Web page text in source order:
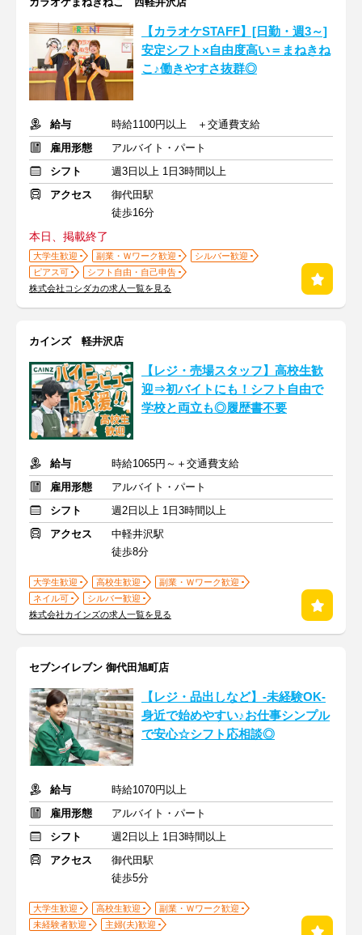
【カラオケSTAFF】[日勤・週3～]
安定シフト×自由度高い＝まねきね
こ♪働きやすさ抜群◎
給与
時給1100円以上 ＋交通費支給
雇用形態
アルバイト・パート
シフト
週3日以上 1日3時間以上
アクセス
御代田駅
徒歩16分
本日、掲載終了
大学生歓迎 副業・Ｗワーク歓迎
シルバー歓迎
ピアス可
シフト自由・自己申告
株式会社コシダカの求人一覧を見る
カインズ 軽井沢店
【レジ・売場スタッフ】高校生歓
迎⇒初バイトにも！シフト自由で
学校と両立も◎履歴書不要
給与
時給1065円～＋交通費支給
雇用形態
アルバイト・パート
シフト
週2日以上 1日3時間以上
アクセス
中軽井沢駅
徒歩8分
大学生歓迎 高校生歓迎
副業・Ｗワーク歓迎
ネイル可
シルバー歓迎
株式会社カインズの求人一覧を見る
セブンイレブン 御代田旭町店
【レジ・品出しなど】-未経験OK-
身近で始めやすい♪お仕事シンプル
で安心☆シフト応相談◎
給与
時給1070円以上
雇用形態
アルバイト・パート
シフト
週2日以上 1日3時間以上
アクセス
御代田駅
徒歩5分
大学生歓迎 高校生歓迎
副業・Ｗワーク歓迎
未経験者歓迎
主婦(夫)歓迎